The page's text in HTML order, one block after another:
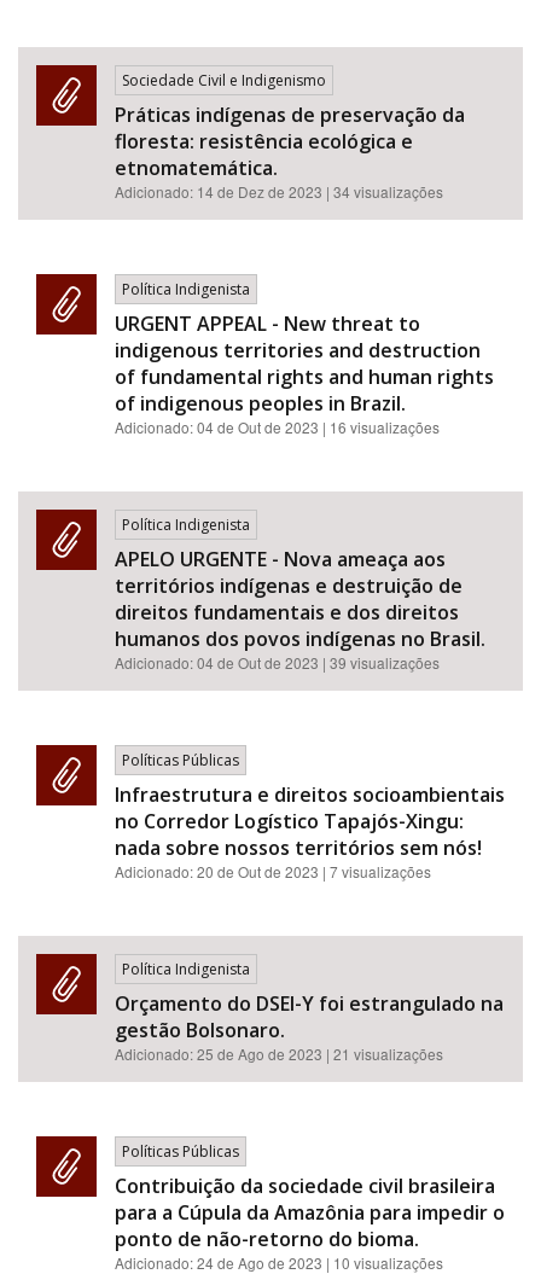
Sociedade Civil e Indigenismo
Práticas indígenas de preservação da
floresta: resistência ecológica e
etnomatemática.
Adicionado: 14 de Dez de 2023 | 34 visualizações
Política Indigenista
URGENT APPEAL - New threat to
indigenous territories and destruction
of fundamental rights and human rights
of indigenous peoples in Brazil.
Adicionado:04 de Out de 2023 | 16 visualizações
Política Indigenista
APELO URGENTE - Nova ameaça aos
territórios indígenas e destruição de
direitos fundamentais e dos direitos
humanos dos povos indígenas no Brasil.
Adicionado:04 de Out de 2023 | 39 visualizações
Políticas Públicas
Infraestrutura e direitos socioambientais
no Corredor Logístico Tapajós-Xingu:
nada sobre nossos territórios sem nós!
Adicionado:20 de Out de 2023 | 7 visualizações
Política Indigenista
Orçamento do DSEI-Y foi estrangulado na
gestão Bolsonaro.
Adicionado:25 de Ago de 2023 | 21 visualizações
Políticas Públicas
Contribuição da sociedade civil brasileira
para a Cúpula da Amazônia para impedir o
ponto de não-retorno do bioma.
Adicionado:24 de Ago de 2023 | 10 visualizações